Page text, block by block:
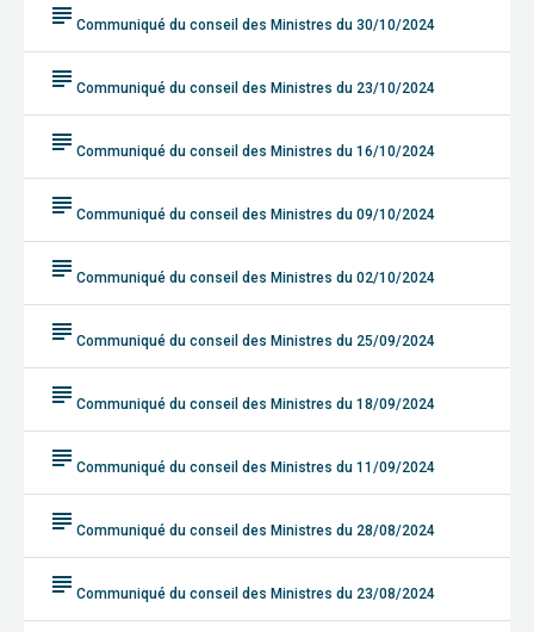
subject Communiqué du conseil des Ministres du 30/10/2024
subject Communiqué du conseil des Ministres du 23/10/2024
subject Communiqué du conseil des Ministres du 16/10/2024
subject Communiqué du conseil des Ministres du 09/10/2024
subject Communiqué du conseil des Ministres du 02/10/2024
subject Communiqué du conseil des Ministres du 25/09/2024
subject Communiqué du conseil des Ministres du 18/09/2024
subject Communiqué du conseil des Ministres du 11/09/2024
subject Communiqué du conseil des Ministres du 28/08/2024
subject Communiqué du conseil des Ministres du 23/08/2024